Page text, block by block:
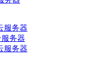
服务器
务器
服务器